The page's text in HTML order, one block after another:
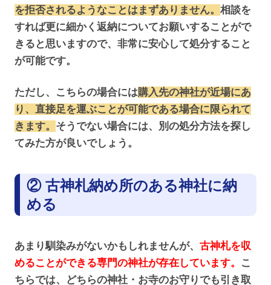
を拒否されるようなことはまずありません。 相談を
すれば更に細かく返納についてお願いすることがで
きると思いますので、非常に安心して処分すること
が可能です。
ただし、こちらの場合には購入先の神社が近場にあ
り、直接足を運ぶことが可能である場合に限られて
きます。 そうでない場合には、別の処分方法を探し
てみた方が良いでしょう。
② 古神札納め所のある神社に納
める
あまり馴染みがないかもしれませんが、 古神札を収
めることができる専門の神社が存在しています。
こ
ちらでは、どちらの神社・お寺のお守りでも引き取